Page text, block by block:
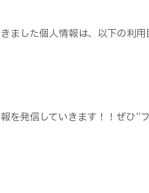
ました個人情報は、以下の利
発信していきます！！ぜひ“